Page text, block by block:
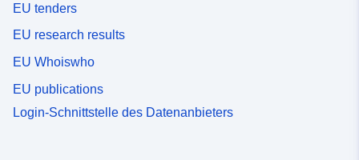
EU tenders
EU research results
EU Whoiswho
EU publications
Login-Schnittstelle des Datenanbieters